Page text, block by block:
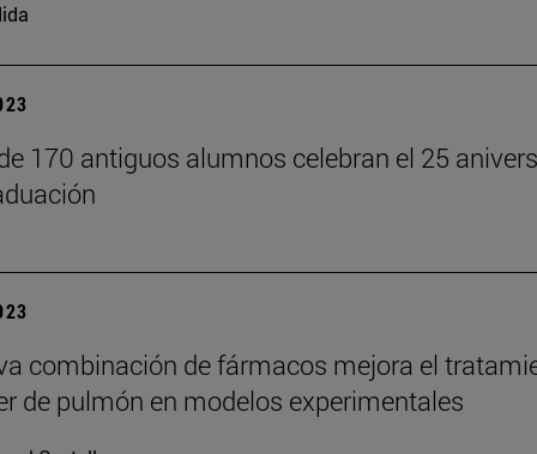
170 antiguos alumnos celebran el 25
combinación de fármacos mejora el
de pulmón en modelos experimentales